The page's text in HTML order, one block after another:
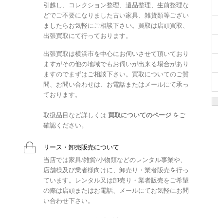
引越し、コレクション整理、遺品整理、生前整理な
どでご不要になりました古い家具、雑貨類等ござい
ましたらお気軽にご相談下さい。買取は店頭買取、
出張買取にて行っております。
出張買取は横浜市を中心にお伺いさせて頂いており
ますがその他の地域でもお伺いが出来る場合があり
ますのでまずはご相談下さい。買取についてのご質
問、お問い合わせは、お電話またはメールにて承っ
ております。
取扱品目など詳しくは 買取についてのページ をご
確認ください。
リース・卸売販売について
当店では家具/雑貨/小物類などのレンタル事業や、
店舗様及び業者様向けに、卸売り・業者販売を行っ
ています。レンタル又は卸売り・業者販売をご希望
の際は店頭またはお電話、メールにてお気軽にお問
い合わせ下さい。